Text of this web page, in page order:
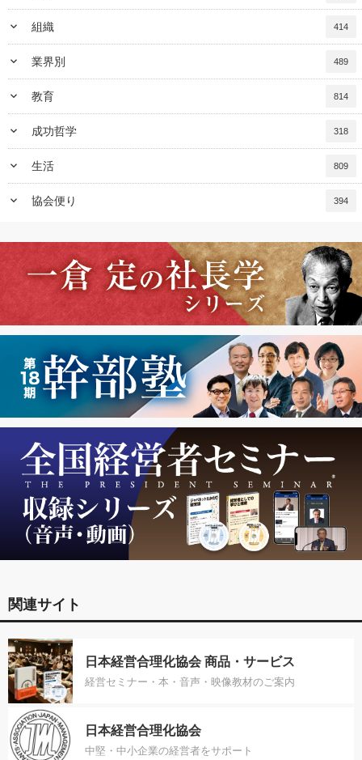
keyboard_arrow_down 組織 414
keyboard_arrow_down 業界別 489
keyboard_arrow_down 教育 814
keyboard_arrow_down 成功哲学 318
keyboard_arrow_down 生活 809
keyboard_arrow_down 協会便り 394
関連サイト
日本経営合理化協会 商品・サービス
経営セミナー・本・音声・映像教材のご案内
日本経営合理化協会
中堅・中小企業の経営者をサポート